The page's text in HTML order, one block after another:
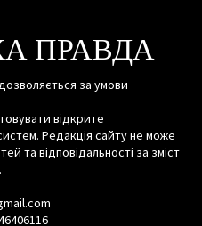
ПРАВДА
за умови
відкрите
Редакція сайту не може
та відповідальності за зміст